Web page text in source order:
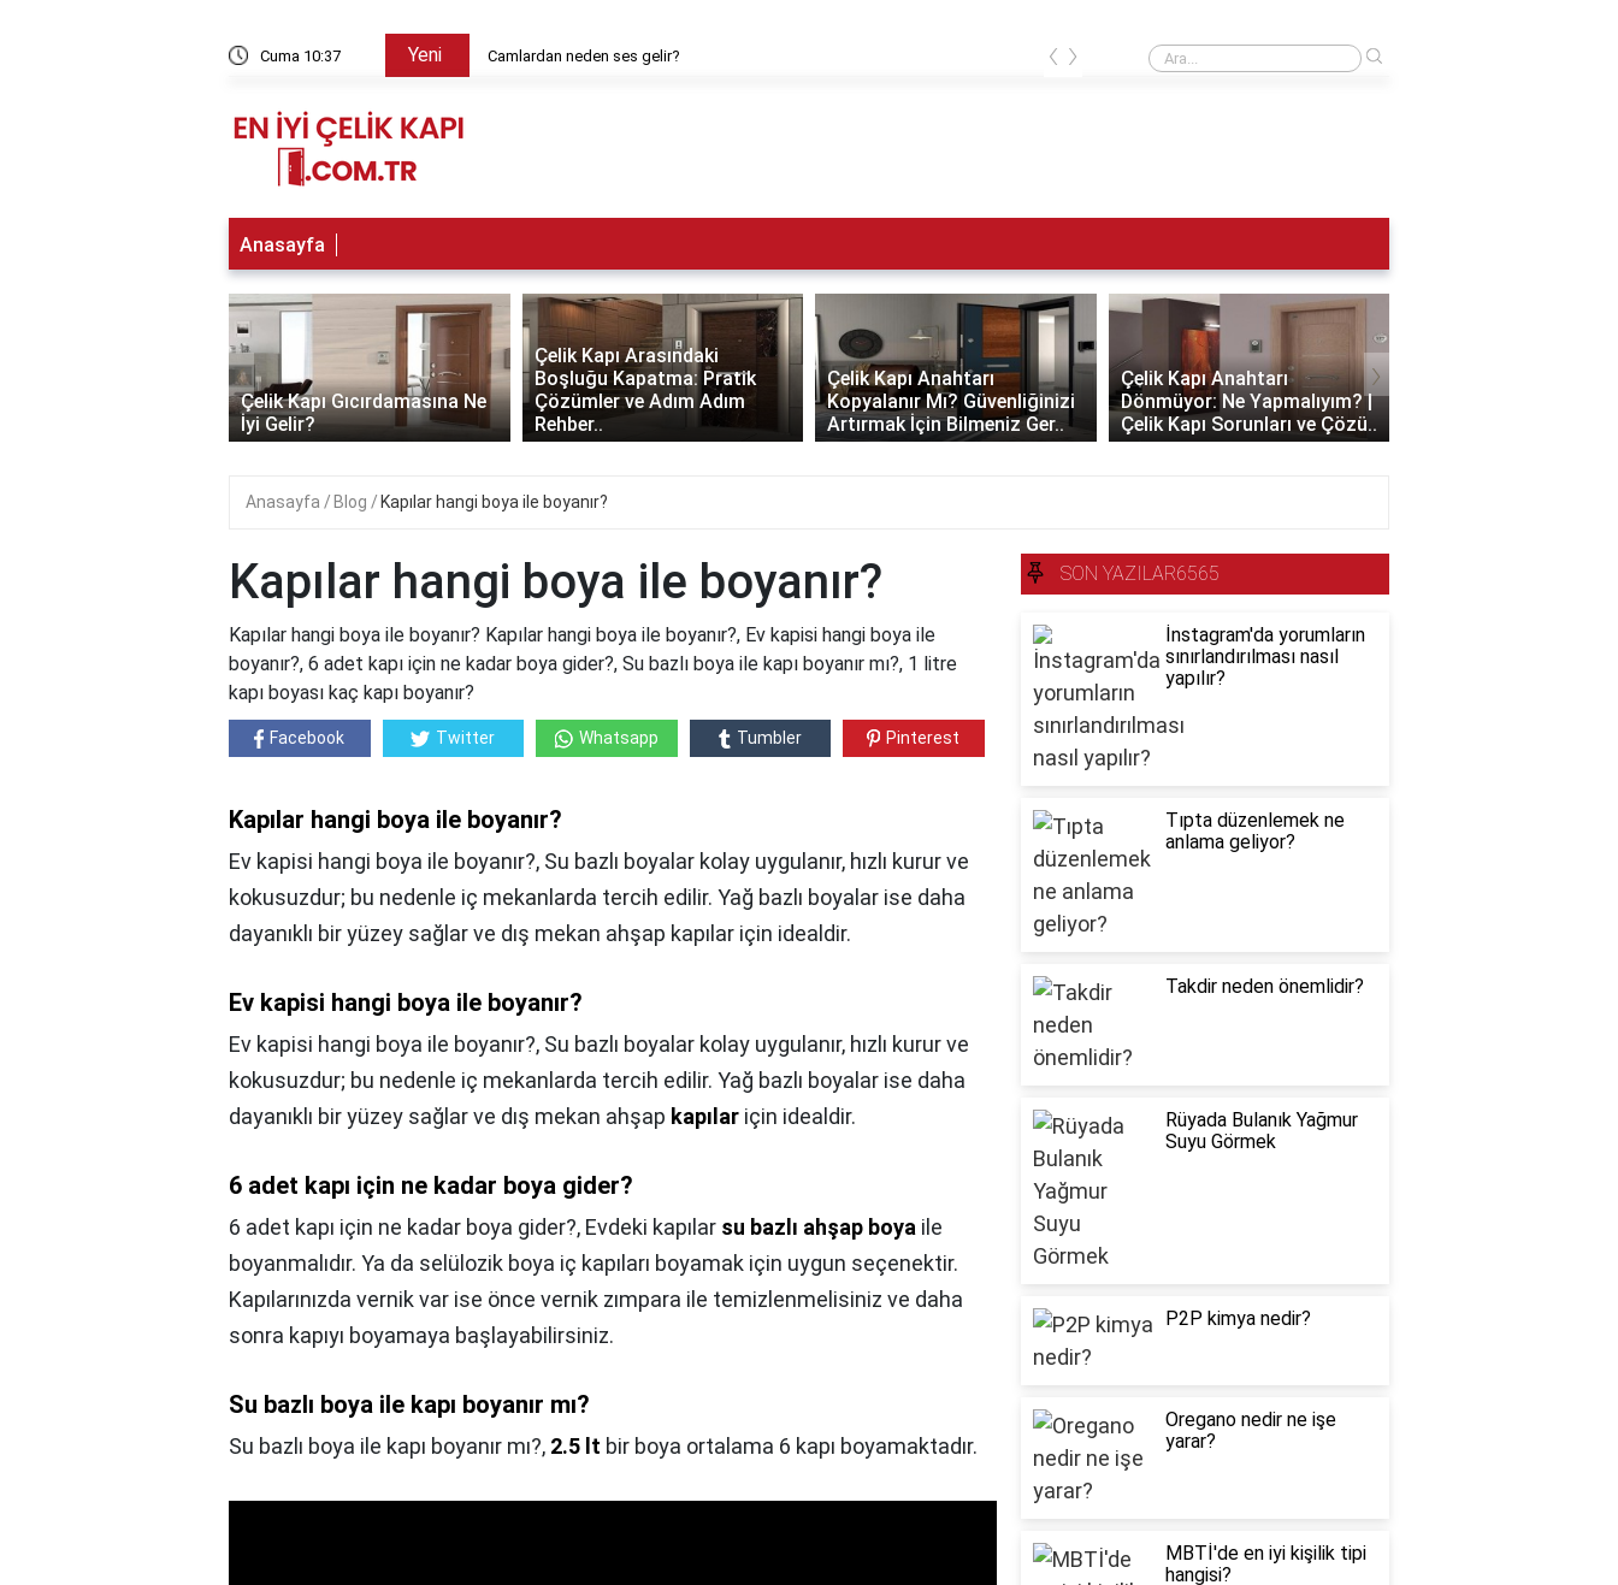
Cuma 10:37 Yeni Camlardan neden ses gelir? 10 Kasımda yakaya ne takılır?
‹ ›
Anasayfa
Çelik Kapı Gıcırdamasına Ne
İyi Gelir?
Çelik Kapı Arasındaki
Boşluğu Kapatma: Pratik
Çözümler ve Adım Adım
Rehber..
Çelik Kapı Anahtarı
Kopyalanır Mı? Güvenliğinizi
Artırmak İçin Bilmeniz Ger..
Çelik Kapı Anahtarı
Dönmüyor: Ne Yapmalıyım? |
Çelik Kapı Sorunları ve Çözü..
‹ ›
Anasayfa Blog Kapılar hangi boya ile boyanır?
Kapılar hangi boya ile boyanır?
Kapılar hangi boya ile boyanır? Kapılar hangi boya ile boyanır?, Ev kapisi hangi boya ile
boyanır?, 6 adet kapı için ne kadar boya gider?, Su bazlı boya ile kapı boyanır mı?, 1 litre
kapı boyası kaç kapı boyanır?
Facebook Twitter Whatsapp Tumbler Pinterest
Kapılar hangi boya ile boyanır?
Ev kapisi hangi boya ile boyanır?, Su bazlı boyalar kolay uygulanır, hızlı kurur ve
kokusuzdur; bu nedenle iç mekanlarda tercih edilir. Yağ bazlı boyalar ise daha
dayanıklı bir yüzey sağlar ve dış mekan ahşap kapılar için idealdir.
Ev kapisi hangi boya ile boyanır?
Ev kapisi hangi boya ile boyanır?, Su bazlı boyalar kolay uygulanır, hızlı kurur ve
kokusuzdur; bu nedenle iç mekanlarda tercih edilir. Yağ bazlı boyalar ise daha
dayanıklı bir yüzey sağlar ve dış mekan ahşap kapılar için idealdir.
6 adet kapı için ne kadar boya gider?
6 adet kapı için ne kadar boya gider?, Evdeki kapılar su bazlı ahşap boya ile
boyanmalıdır. Ya da selülozik boya iç kapıları boyamak için uygun seçenektir.
Kapılarınızda vernik var ise önce vernik zımpara ile temizlenmelisiniz ve daha
sonra kapıyı boyamaya başlayabilirsiniz.
Su bazlı boya ile kapı boyanır mı?
Su bazlı boya ile kapı boyanır mı?, 2.5 lt bir boya ortalama 6 kapı boyamaktadır.
SON YAZILAR6565
İnstagram'da yorumların
sınırlandırılması nasıl
yapılır?
Tıpta düzenlemek ne
anlama geliyor?
Takdir neden önemlidir?
Rüyada Bulanık Yağmur
Suyu Görmek
P2P kimya nedir?
Oregano nedir ne işe
yarar?
MBTİ'de en iyi kişilik tipi
hangisi?